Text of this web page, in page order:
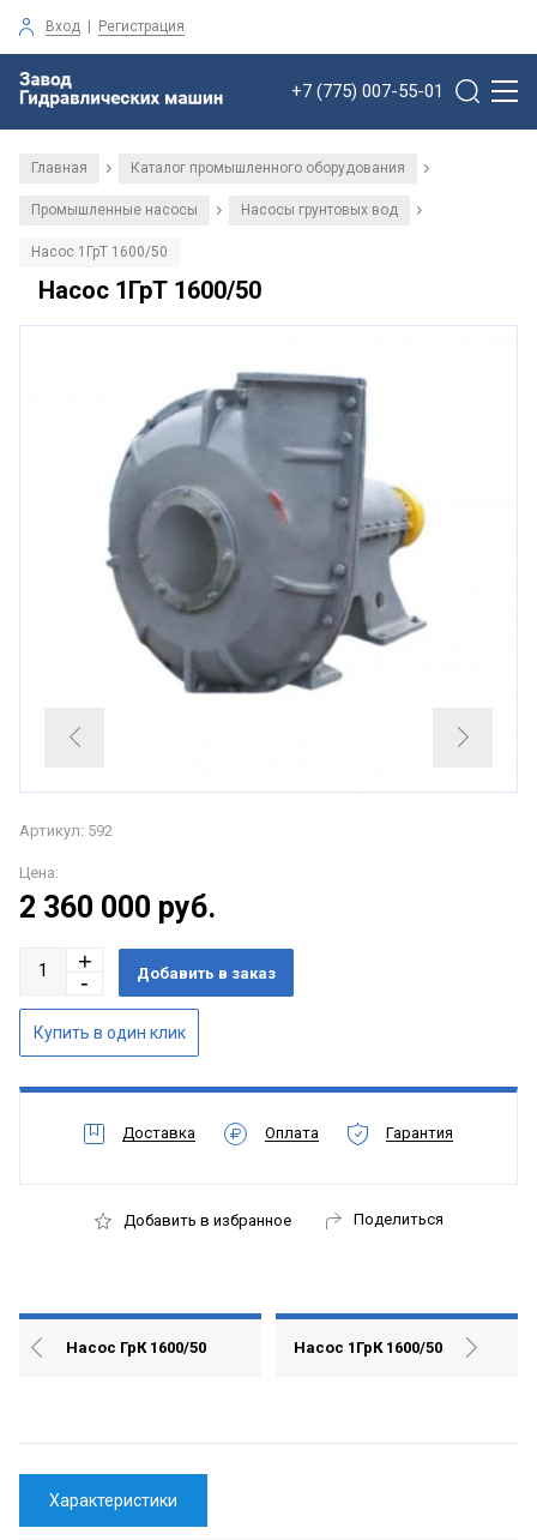
Вход | Регистрация
+7 (775) 007-55-01
Главная / Каталог промышленного оборудования /
Промышленные насосы / Насосы грунтовых вод /
Насос 1ГрТ 1600/50
Насос 1ГрТ 1600/50
Артикул: 592
Цена:
2 360 000 руб.
Доставка Оплата Гарантия
Добавить в избранное Поделиться
Насос ГрК 1600/50 Насос 1ГрК 1600/50
Характеристики